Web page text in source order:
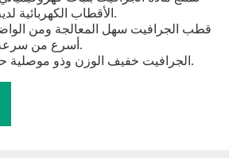
الأقطاب الكهربائية لديه نسبة خسارة منخفضة.
أسرع من سرعة معالجة قطب النحاس.
3- الجرافيت خفيف الوزن وذو موصلية حرارية وكهربائية جيدة.